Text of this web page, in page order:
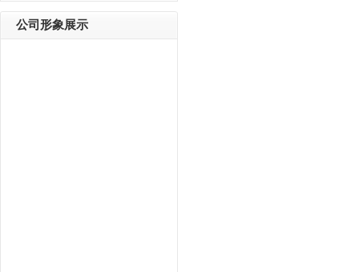
公司形象展示